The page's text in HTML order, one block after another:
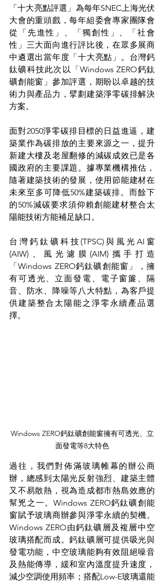
「十大亮點評選」為每年SNEC上海光伏
大會的重頭戲，每年組委會專家團隊會
從「先進性」、「獨創性」、「社會
性」三大面向進行評比後，在眾多展商
中遴選出當年度「十大亮點」。台灣鈣
鈦礦科技此次以「Windows ZERO鈣鈦
礦創能窗」參加評選，期盼以卓越的技
術力與產品力，擘劃建築淨零碳排解決
方案。
面對2050淨零碳排目標的日益進逼，建
築業作為碳排放的主要來源之一，提升
新建大樓及老屋翻修的減碳成效已是各
國政府的主要課題。據專業機構推估，
隨著建築技術的發展，使用節能建材在
未來至多可降低50%建築碳排。而餘下
的50%減碳要求須仰賴創能建材整合太
陽能技術方能補足缺口。
台灣鈣鈦礦科技(TPSC)與風光AI窗
(AIW)、風光濾膜(AIM)攜手打造
「Windows ZERO鈣鈦礦創能窗」，擁
有可透光、立面發電、電子窗簾、隔
音、防水、降噪等八大特點，為客戶提
供建築整合太陽能之淨零永續產品選
擇。
Windows ZERO鈣鈦礦創能窗擁有可透光、立
面發電等8大特色
過往，我們對佈滿玻璃帷幕的辦公商
辦，總感到太陽光反射強烈、建築主體
又不易散熱，視為造成都市熱島效應的
幫兇之一。Windows ZERO鈣鈦礦創能
窗賦予玻璃商辦參與淨零永續的契機。
Windows ZERO由鈣鈦礦層及複層中空
玻璃搭配而成。鈣鈦礦層可提供吸光與
發電功能，中空玻璃能夠有效阻絕噪音
及熱能傳導，緩和室內溫度提升速度，
減少空調使用頻率；搭配Low-E玻璃還能